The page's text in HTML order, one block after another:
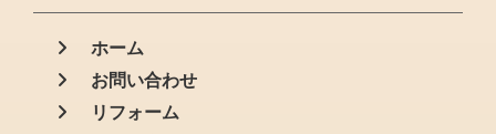
ホーム
お問い合わせ
リフォーム